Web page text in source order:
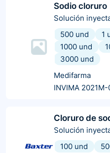
Sodio cloruro
Solución
500 und
1
1000 und
3000 und
Medifarma
INVIMA
Cloruro de
Solución
100 und